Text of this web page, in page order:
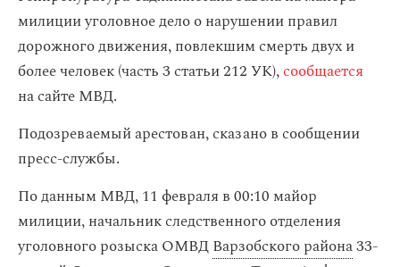
милиции уголовное дело о нарушении правил
дорожного движения, повлекшим смерть двух и
более человек (часть 3 статьи 212 УК),сообщается
на сайте МВД.
Подозреваемый арестован, сказано в сообщении
пресс-службы.
По данным МВД, 11 февраля в 00:10 майор
милиции, начальник следственного отделения
уголовного розыска ОМВДВарзобского района33-